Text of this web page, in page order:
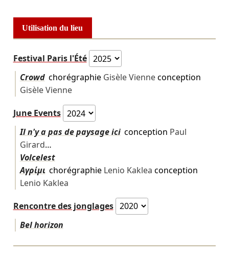
Utilisation du lieu
Festival Paris l'Été
Crowdchorégraphie Gisèle Vienneconception
Gisèle Vienne
June Events
Il n'y a pas de paysage iciconception Paul
Girard…
Volcelest
Αγρίμι chorégraphie Lenio Kaklea conception
Lenio Kaklea
Rencontre des jonglages
Bel horizon